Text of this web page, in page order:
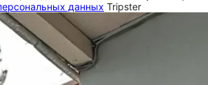
данных Tripster